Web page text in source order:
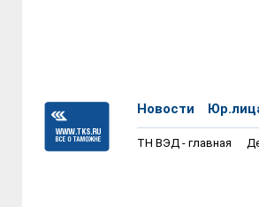
Новости
ТН ВЭД - главная